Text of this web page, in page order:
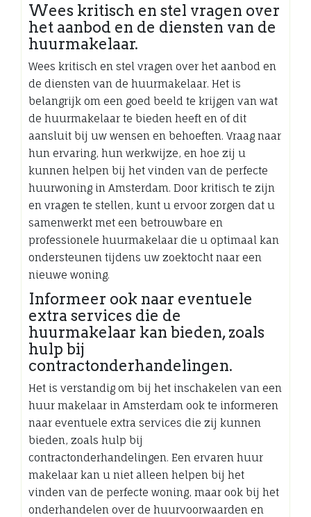
Wees kritisch en stel vragen over
het aanbod en de diensten van de
huurmakelaar.
Wees kritisch en stel vragen over het aanbod en
de diensten van de huurmakelaar. Het is
belangrijk om een goed beeld te krijgen van wat
de huurmakelaar te bieden heeft en of dit
aansluit bij uw wensen en behoeften. Vraag naar
hun ervaring, hun werkwijze, en hoe zij u
kunnen helpen bij het vinden van de perfecte
huurwoning in Amsterdam. Door kritisch te zijn
en vragen te stellen, kunt u ervoor zorgen dat u
samenwerkt met een betrouwbare en
professionele huurmakelaar die u optimaal kan
ondersteunen tijdens uw zoektocht naar een
nieuwe woning.
Informeer ook naar eventuele
extra services die de
huurmakelaar kan bieden, zoals
hulp bij
contractonderhandelingen.
Het is verstandig om bij het inschakelen van een
huur makelaar in Amsterdam ook te informeren
naar eventuele extra services die zij kunnen
bieden, zoals hulp bij
contractonderhandelingen. Een ervaren huur
makelaar kan u niet alleen helpen bij het
vinden van de perfecte woning, maar ook bij het
onderhandelen over de huurvoorwaarden en